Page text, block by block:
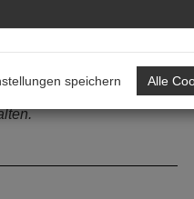
Teilnehmer lernen, mit
diese zukünftig besser
speichern Alle